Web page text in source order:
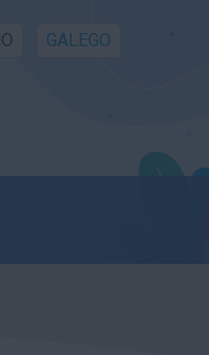
GALEGO